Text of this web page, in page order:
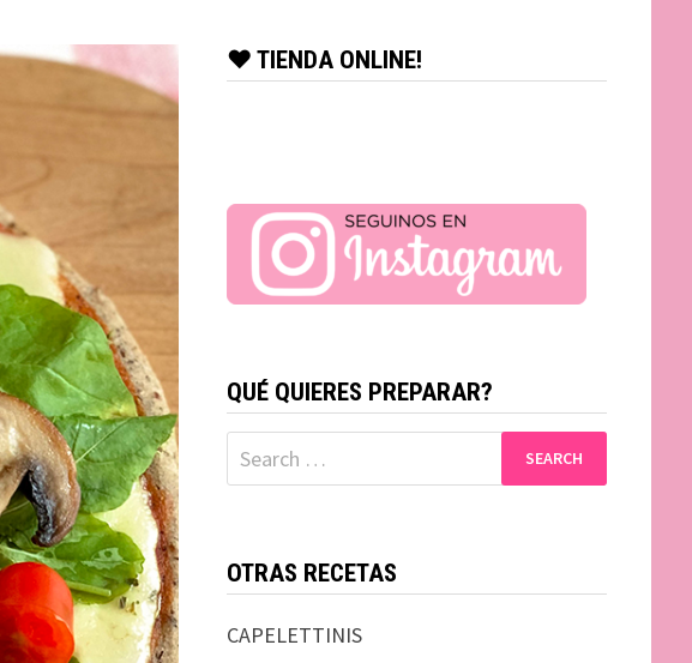
♥ TIENDA ONLINE!
QUÉ QUIERES PREPARAR?
Search
for:
OTRAS RECETAS
CAPELETTINIS